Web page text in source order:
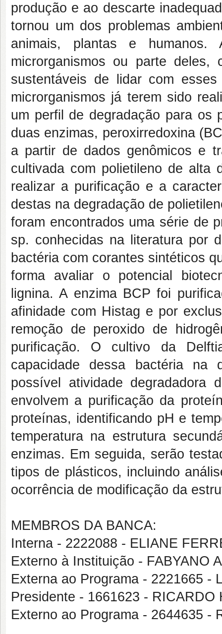
produção e ao descarte
tornou um dos problemas
animais, plantas e humanos.
microrganismos ou parte
sustentáveis de lidar com
microrganismos já terem sido
um perfil de degradação para os
duas enzimas, peroxirredoxina
a partir de dados genômicos e
cultivada com polietileno de alta
realizar a purificação e a
destas na degradação de
foram encontrados uma série de
sp. conhecidas na literatura por
bactéria com corantes sintéticos
forma avaliar o potencial
lignina. A enzima BCP foi
afinidade com Histag e por
remoção de peroxido de
purificação. O cultivo da
capacidade dessa bactéria na
possível atividade degradadora
envolvem a purificação da
proteínas, identificando pH e
temperatura na estrutura
enzimas. Em seguida, serão
tipos de plásticos, incluindo
ocorrência de modificação da
MEMBROS DA BANCA:
Interna - 2222088 - ELIANE
Externo à Instituição - FABYANO
Externa ao Programa - 2221665 -
Presidente - 1661623 - RICARDO
Externo ao Programa - 2644635 -